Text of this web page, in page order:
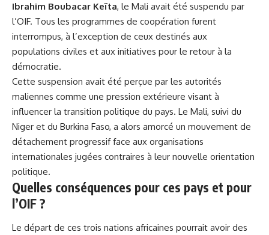
Ibrahim Boubacar Keïta, le Mali avait été suspendu par
l’OIF. Tous les programmes de coopération furent
interrompus, à l’exception de ceux destinés aux
populations civiles et aux initiatives pour le retour à la
démocratie.
Cette suspension avait été perçue par les autorités
maliennes comme une pression extérieure visant à
influencer la transition politique du pays. Le Mali, suivi du
Niger et du Burkina Faso, a alors amorcé un mouvement de
détachement progressif face aux organisations
internationales jugées contraires à leur nouvelle orientation
politique.
Quelles conséquences pour ces pays et pour
l’OIF ?
Le départ de ces trois nations africaines pourrait avoir des